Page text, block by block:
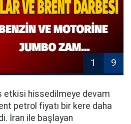
1 9
etkisi hissedilmeye devam
petrol fiyatı bir kere daha
İran ile başlayan